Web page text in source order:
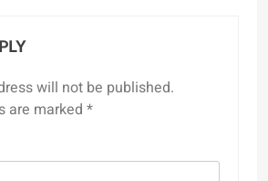
will not be published.
are marked *